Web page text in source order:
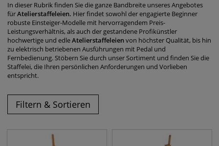
In dieser Rubrik finden Sie die ganze Bandbreite unseres Angebotes
fürAtelierstaffeleien. Hier findet sowohl der engagierte Beginner
robuste Einsteiger-Modelle mit hervorragendem Preis-
Leistungsverhältnis, als auch der gestandene Profikünstler
hochwertige und edleAtelierstaffeleienvon höchster Qualität, bis hin
zu elektrisch betriebenen Ausführungen mit Pedal und
Fernbedienung. Stöbern Sie durch unser Sortiment und finden Sie die
Staffelei, die Ihren persönlichen Anforderungen und Vorlieben
entspricht.
Filtern & Sortieren